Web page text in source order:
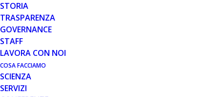
STORIA
TRASPARENZA
GOVERNANCE
STAFF
LAVORA CON NOI
COSA FACCIAMO
SCIENZA
SERVIZI
RACCOLTA FONDI PP
25 APR 2014
CITTÀ DI CASTELLO SI RINNOVA
CITTÀ DELLA SOLIDARIETÀ